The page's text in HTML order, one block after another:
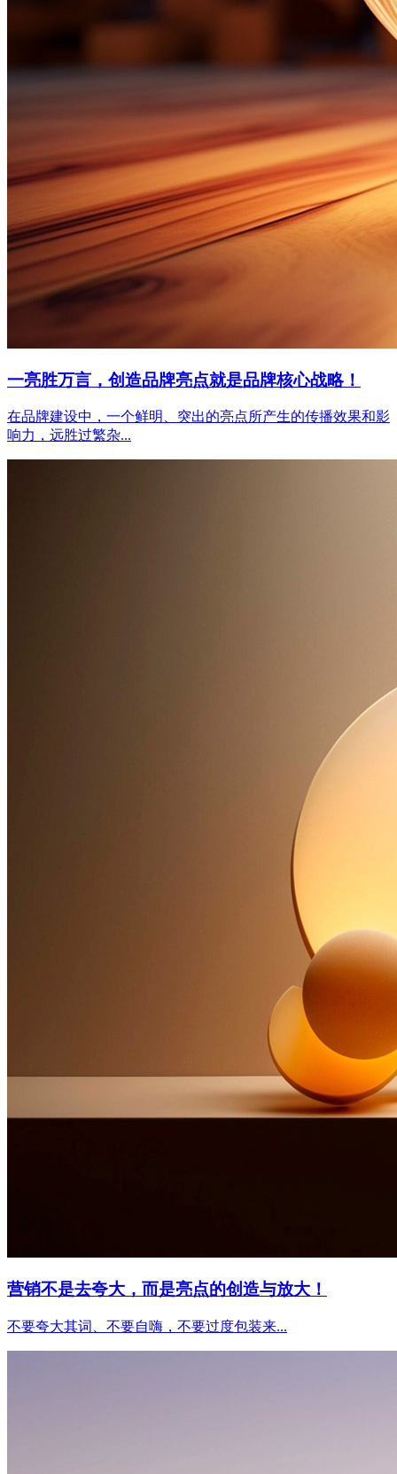
一亮胜万言，创造品牌亮点就是品牌核心战略！
在品牌建设中，一个鲜明、突出的亮点所产生的传播效果和影
响力，远胜过繁杂...
营销不是去夸大，而是亮点的创造与放大！
不要夸大其词、不要自嗨，不要过度包装来...